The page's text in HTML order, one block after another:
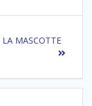
Article
LA MASCOTTE